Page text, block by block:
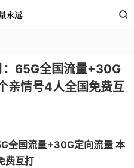

：65G全国流量+30G
亲情号4人全国免费互
全国流量+30G定向流量 本
费互打